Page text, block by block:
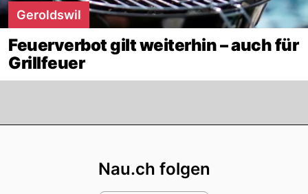
Geroldswil
Feuerverbot gilt weiterhin – auch für
Grillfeuer
Nau.ch folgen